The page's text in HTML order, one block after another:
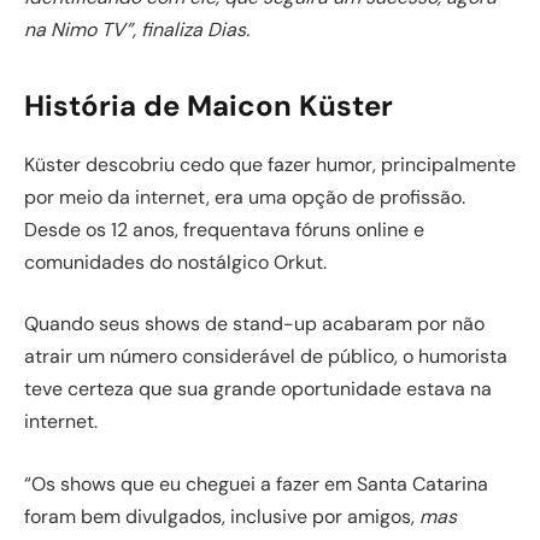
na Nimo TV”, finaliza Dias.
História de Maicon Küster
Küster descobriu cedo que fazer humor, principalmente
por meio da internet, era uma opção de profissão.
Desde os 12 anos, frequentava fóruns online e
comunidades do nostálgico Orkut.
Quando seus shows de stand-up acabaram por não
atrair um número considerável de público, o humorista
teve certeza que sua grande oportunidade estava na
internet.
“Os shows que eu cheguei a fazer em Santa Catarina
foram bem divulgados, inclusive por amigos, mas